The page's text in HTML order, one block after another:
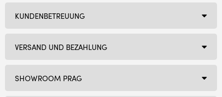
SHOWROOM PRAG
KUNDENBETREUUNG
VERSAND UND BEZAHLUNG